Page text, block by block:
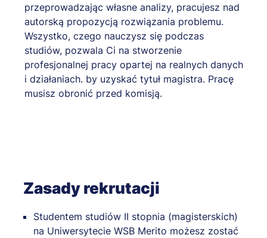
przeprowadzając własne analizy, pracujesz nad
autorską propozycją rozwiązania problemu.
Wszystko, czego nauczysz się podczas
studiów, pozwala Ci na stworzenie
profesjonalnej pracy opartej na realnych danych
i działaniach. by uzyskać tytuł magistra. Pracę
musisz obronić przed komisją.
Zasady rekrutacji
Studentem studiów II stopnia (magisterskich)
na Uniwersytecie WSB Merito możesz zostać